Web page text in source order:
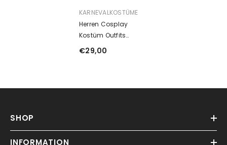
ANBIETER:
KARNEVALKOSTÜME
Herren Cosplay
Kostüm Outfits
Outfits Halloween
€29,00
SHOP
INFORMATION